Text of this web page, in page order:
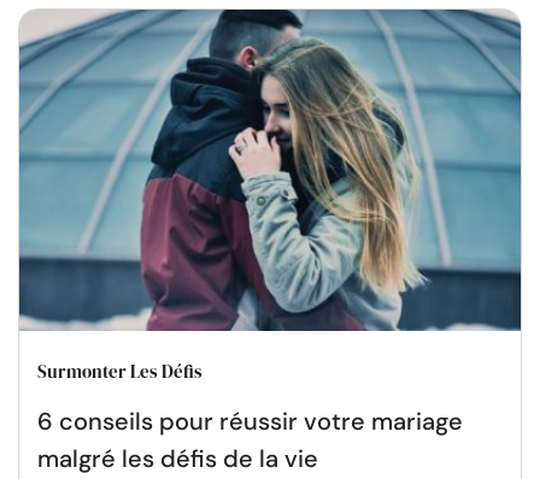
Surmonter Les Défis
6 conseils pour réussir votre mariage
malgré les défis de la vie